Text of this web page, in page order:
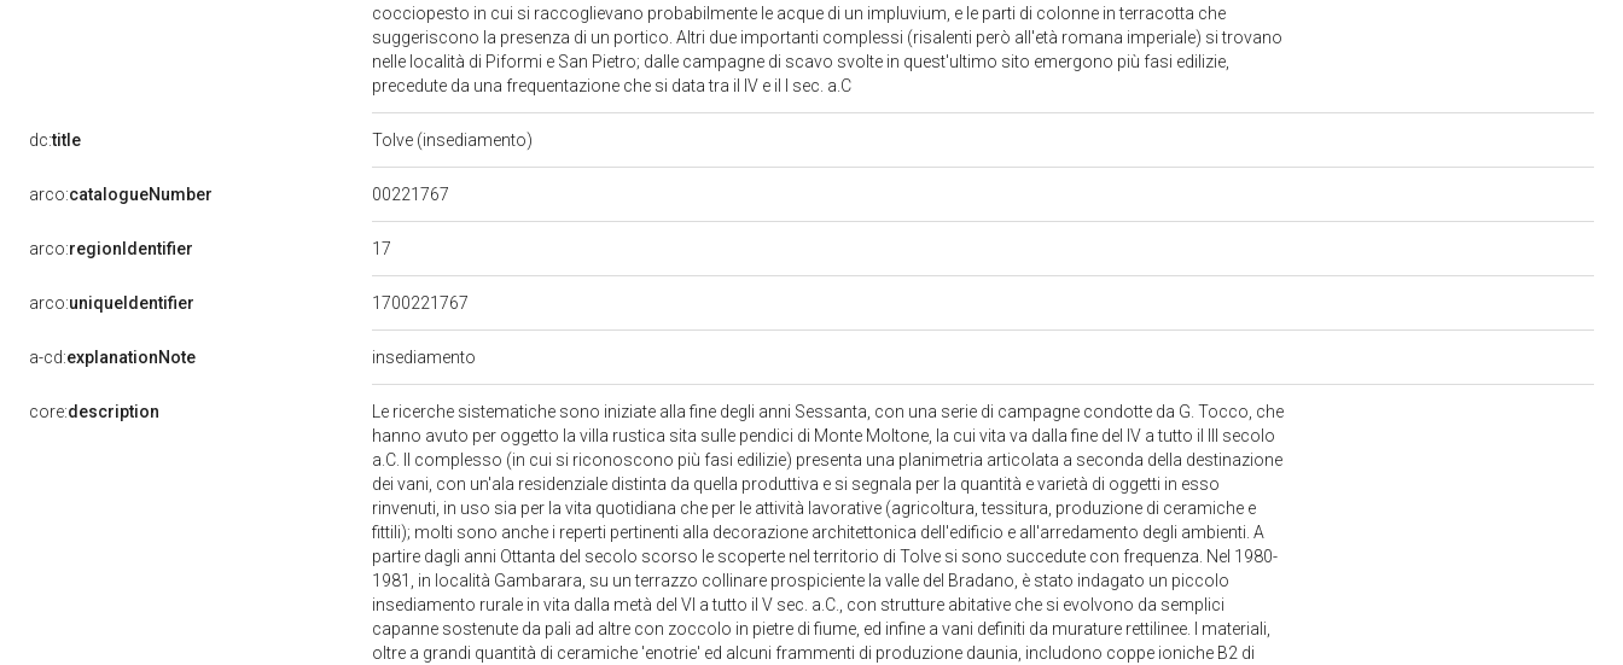
cocciopesto in cui si raccoglievano probabilmente le acque di un impluvium, e le parti di colonne in terracotta che
suggeriscono la presenza di un portico. Altri due importanti complessi (risalenti però all'età romana imperiale) si trovano
nelle località di Piformi e San Pietro; dalle campagne di scavo svolte in quest'ultimo sito emergono più fasi edilizie,
precedute da una frequentazione che si data tra il IV e il I sec. a.C
dc:title Tolve (insediamento)
arco:catalogueNumber 00221767
arco:regionIdentifier 17
arco:uniqueIdentifier 1700221767
a-cd:explanationNote insediamento
core:description
Le ricerche sistematiche sono iniziate alla fine degli anni Sessanta, con una serie di campagne condotte da G. Tocco, che
hanno avuto per oggetto la villa rustica sita sulle pendici di Monte Moltone, la cui vita va dalla fine del IV a tutto il III secolo
a.C. Il complesso (in cui si riconoscono più fasi edilizie) presenta una planimetria articolata a seconda della destinazione
dei vani, con un'ala residenziale distinta da quella produttiva e si segnala per la quantità e varietà di oggetti in esso
rinvenuti, in uso sia per la vita quotidiana che per le attività lavorative (agricoltura, tessitura, produzione di ceramiche e
fittili); molti sono anche i reperti pertinenti alla decorazione architettonica dell'edificio e all'arredamento degli ambienti. A
partire dagli anni Ottanta del secolo scorso le scoperte nel territorio di Tolve si sono succedute con frequenza. Nel 1980-
1981, in località Gambarara, su un terrazzo collinare prospiciente la valle del Bradano, è stato indagato un piccolo
insediamento rurale in vita dalla metà del VI a tutto il V sec. a.C., con strutture abitative che si evolvono da semplici
capanne sostenute da pali ad altre con zoccolo in pietre di fiume, ed infine a vani definiti da murature rettilinee. I materiali,
oltre a grandi quantità di ceramiche 'enotrie' ed alcuni frammenti di produzione daunia, includono coppe ioniche B2 di